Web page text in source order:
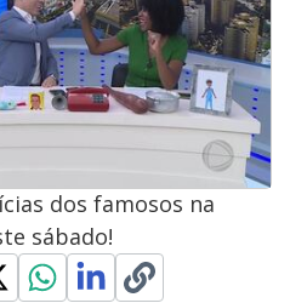
dos famosos na
sábado!